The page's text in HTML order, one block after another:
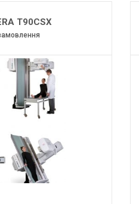
T90CSX